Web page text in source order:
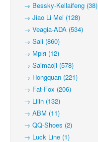
→ Bessky-Kellaifeng (38)
→ Jiao Li Mei (128)
→ Veagia-ADA (534)
→ Sali (860)
→ Мрія (12)
→ Saimaoji (578)
→ Hongquan (221)
→ Fat-Fox (206)
→ Lilin (132)
→ ABM (11)
→ QQ-Shoes (2)
→ Luck Line (1)